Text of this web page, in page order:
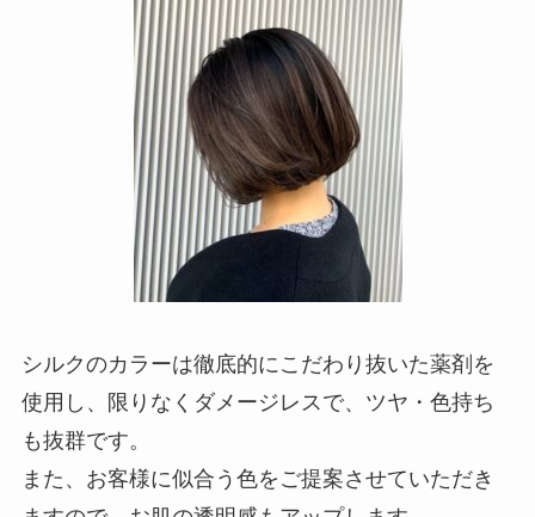
シルクのカラーは徹底的にこだわり抜いた薬剤を
使用し、限りなくダメージレスで、ツヤ・色持ち
も抜群です。
また、お客様に似合う色をご提案させていただき